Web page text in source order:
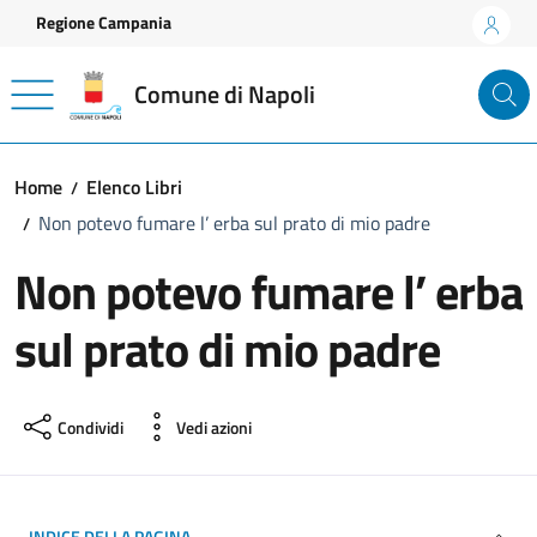
Vai ai contenuti
Vai al footer
Regione Campania
Comune di Napoli
Home
Elenco Libri
Non potevo fumare l’ erba sul prato di mio padre
Non potevo fumare l’ erba
sul prato di mio padre
Condividi Vedi azioni